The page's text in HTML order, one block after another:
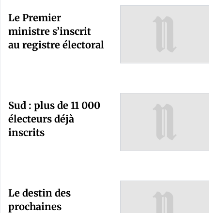
Le Premier
ministre s’inscrit
au registre électoral
Sud : plus de 11 000
électeurs déjà
inscrits
Le destin des
prochaines